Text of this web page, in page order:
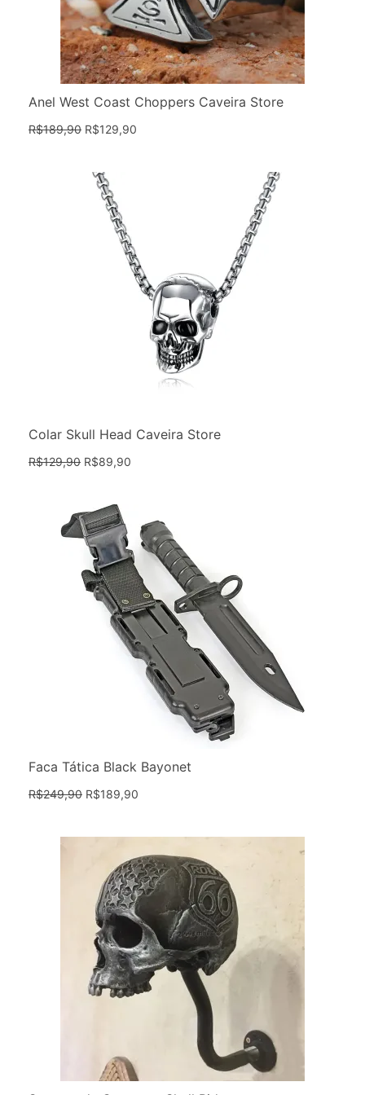
Anel West Coast Choppers Caveira Store
R$189,90 R$129,90
Colar Skull Head Caveira Store
R$129,90 R$89,90
Faca Tática Black Bayonet
R$249,90 R$189,90